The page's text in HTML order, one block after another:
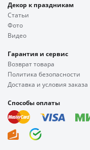
Декор к праздникам
Статьи
Фото
Видео
Гарантия и сервис
Возврат товара
Политика безопасности
Доставка и условия заказа
Способы оплаты